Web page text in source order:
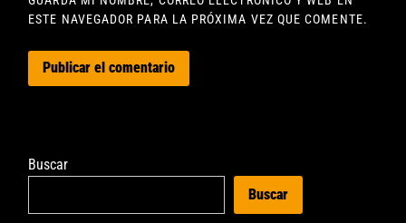
ESTE NAVEGADOR PARA LA PRÓXIMA VEZ QUE COMENTE.
Buscar
Buscar